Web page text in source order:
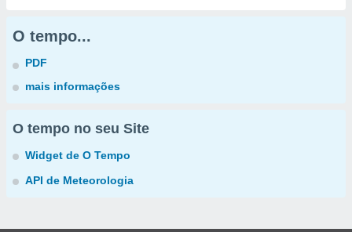
O tempo...
PDF
mais informações
O tempo no seu Site
Widget de O Tempo
API de Meteorologia